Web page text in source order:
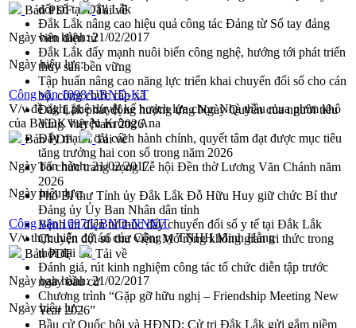
đổi số tại Đắk Lắk
Đắk Lắk nâng cao hiệu quả công tác Đảng từ Sổ tay đảng
viên điện tử
Đắk Lắk đẩy mạnh nuôi biển công nghệ, hướng tới phát triển
thủy sản bền vững
Tập huấn nâng cao năng lực triển khai chuyển đổi số cho cán
bộ, công chức cấp xã
Đắk Lắk phát động hưởng ứng Ngày Quyền của người tiêu
dùng Việt Nam 2026
Đẩy mạnh cải cách hành chính, quyết tâm đạt được mục tiêu
tăng trưởng hai con số trong năm 2026
Tổ chức trang trọng Lễ hội Đền thờ Lương Văn Chánh năm
2026
Phó Bí thư Tỉnh ủy Đắk Lắk Đỗ Hữu Huy giữ chức Bí thư
Đảng ủy Ủy Ban Nhân dân tỉnh
Bệnh án điện tử thúc đẩy chuyển đổi số y tế tại Đắk Lắk
Chuyển đổi số thư viện: Mở rộng không gian tri thức trong
thời đại số
Đánh giá, rút kinh nghiệm công tác tổ chức diễn tập trước
ngày bầu cử
Chương trình “Gặp gỡ hữu nghị – Friendship Meeting New
Year 2026”
Bầu cử Quốc hội và HĐND: Cử tri Đắk Lắk gửi gắm niềm
Bản PDF
Tải về
Ngày ban hành:21/02/2017
Ngày hiệu lực:
Công văn 1098/UBND-KT
V/v đề nghị phê duyệt kế hoạch lựa chọn Nhà thầu mua phim khô
của BVĐK huyện Krông Ana
Bản PDF
Tải về
Ngày ban hành:21/02/2017
Ngày hiệu lực:
Công văn 1097/UBND-NNMT
V/v thực hiện dự án của Công ty TNHH Minh Hằng
Bản PDF
Tải về
Ngày ban hành:21/02/2017
Ngày hiệu lực: